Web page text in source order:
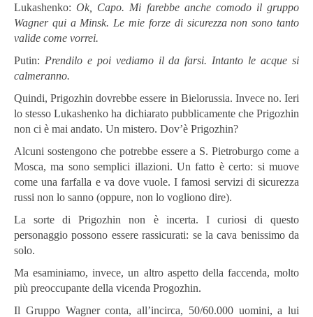
Lukashenko: Ok, Capo. Mi farebbe anche comodo il gruppo
Wagner qui a Minsk. Le mie forze di sicurezza non sono tanto
valide come vorrei.
Putin: Prendilo e poi vediamo il da farsi. Intanto le acque si
calmeranno.
Quindi, Prigozhin dovrebbe essere in Bielorussia. Invece no. Ieri
lo stesso Lukashenko ha dichiarato pubblicamente che Prigozhin
non ci è mai andato. Un mistero. Dov’è Prigozhin?
Alcuni sostengono che potrebbe essere a S. Pietroburgo come a
Mosca, ma sono semplici illazioni. Un fatto è certo: si muove
come una farfalla e va dove vuole. I famosi servizi di sicurezza
russi non lo sanno (oppure, non lo vogliono dire).
La sorte di Prigozhin non è incerta. I curiosi di questo
personaggio possono essere rassicurati: se la cava benissimo da
solo.
Ma esaminiamo, invece, un altro aspetto della faccenda, molto
più preoccupante della vicenda Progozhin.
Il Gruppo Wagner conta, all’incirca, 50/60.000 uomini, a lui